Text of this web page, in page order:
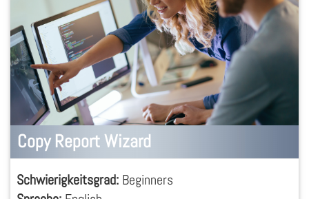
Copy Report Wizard
Schwierigkeitsgrad: Beginners